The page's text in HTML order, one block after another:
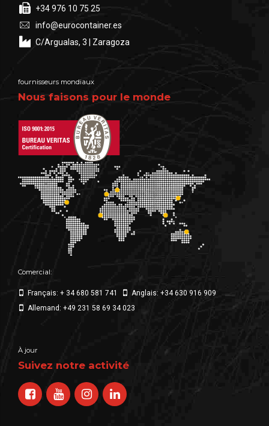
+34 976 10 75 25
info@eurocontainer.es
C/Argualas, 3 | Zaragoza
fournisseurs mondiaux
Nous faisons pour le monde
Comercial:
Français: + 34 680 581 741
Anglais: +34 630 916 909
Allemand: +49 231 58 69 34 023
À jour
Suivez notre activité